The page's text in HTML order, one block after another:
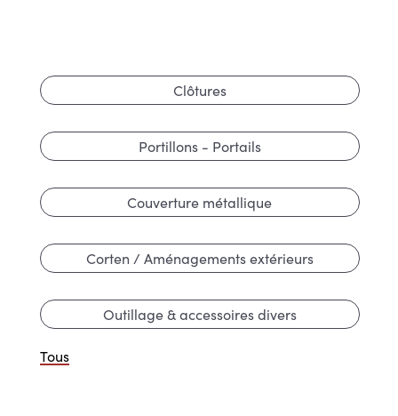
Clôtures
Portillons - Portails
Couverture métallique
Corten / Aménagements extérieurs
Outillage & accessoires divers
Tous